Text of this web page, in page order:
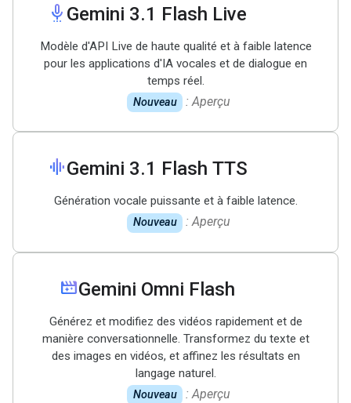
settings_voice Gemini 3.1 Flash Live
Modèle d'API Live de haute qualité et à faible latence
pour les applications d'IA vocales et de dialogue en
temps réel.
Nouveau : Aperçu
graphic_eqGemini 3.1 Flash TTS
Génération vocale puissante et à faible latence.
Nouveau : Aperçu
movie_filterGemini Omni Flash
Générez et modifiez des vidéos rapidement et de
manière conversationnelle. Transformez du texte et
des images en vidéos, et affinez les résultats en
langage naturel.
Nouveau : Aperçu